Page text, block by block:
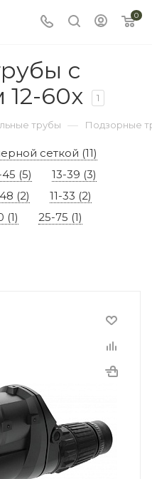
0
с
60x
1
трубы — Подзорные
сеткой (11)
45 (5)
13-39 (3)
(2)
11-33 (2)
(1)
25-75 (1)